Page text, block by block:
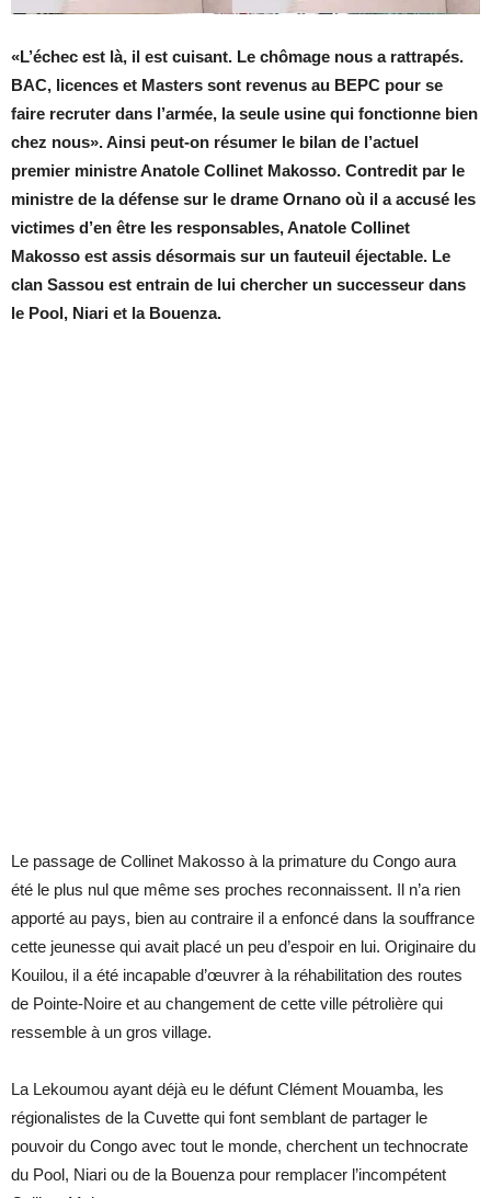
«L’échec est là, il est cuisant. Le chômage nous a rattrapés.
BAC, licences et Masters sont revenus au BEPC pour se
faire recruter dans l’armée, la seule usine qui fonctionne bien
chez nous».Ainsi peut-on résumer le bilan de l’actuel
premier ministre Anatole Collinet Makosso. Contredit par le
ministre de la défense sur le drame Ornano où il a accusé les
victimes d’en être les responsables, Anatole Collinet
Makosso est assis désormais sur un fauteuil éjectable. Le
clan Sassou est entrain de lui chercher un successeur dans
le Pool, Niari et la Bouenza.
Le passage de Collinet Makosso à la primature du Congo aura
été le plus nul que même ses proches reconnaissent. Il n’a rien
apporté au pays, bien au contraire il a enfoncé dans la souffrance
cette jeunesse qui avait placé un peu d’espoir en lui. Originaire du
Kouilou, il a été incapable d’œuvrer à la réhabilitation des routes
de Pointe-Noire et au changement de cette ville pétrolière qui
ressemble à un gros village.
La Lekoumou ayant déjà eu le défunt Clément Mouamba, les
régionalistes de la Cuvette qui font semblant de partager le
pouvoir du Congo avec tout le monde, cherchent un technocrate
du Pool, Niari ou de la Bouenza pour remplacer l’incompétent